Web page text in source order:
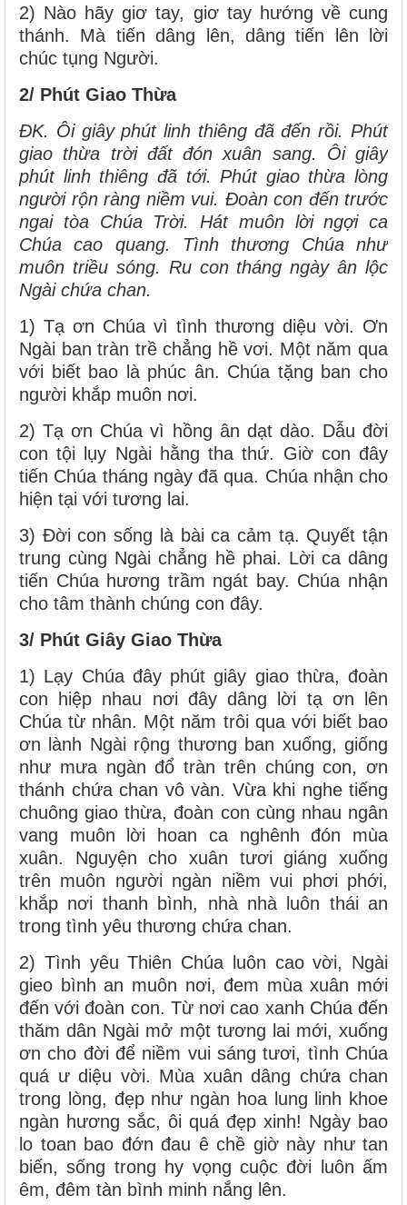
2) Nào hãy giơ tay, giơ tay hướng về cung
thánh. Mà tiến dâng lên, dâng tiến lên lời
chúc tụng Người.
2/ Phút Giao Thừa
ĐK. Ôi giây phút linh thiêng đã đến rồi. Phút
giao thừa trời đất đón xuân sang. Ôi giây
phút linh thiêng đã tới. Phút giao thừa lòng
người rộn ràng niềm vui. Đoàn con đến trước
ngai tòa Chúa Trời. Hát muôn lời ngợi ca
Chúa cao quang. Tình thương Chúa như
muôn triều sóng. Ru con tháng ngày ân lộc
Ngài chứa chan.
1) Tạ ơn Chúa vì tình thương diệu vời. Ơn
Ngài ban tràn trề chẳng hề vơi. Một năm qua
với biết bao là phúc ân. Chúa tặng ban cho
người khắp muôn nơi.
2) Tạ ơn Chúa vì hồng ân dạt dào. Dẫu đời
con tội lụy Ngài hằng tha thứ. Giờ con đây
tiến Chúa tháng ngày đã qua. Chúa nhận cho
hiện tại với tương lai.
3) Đời con sống là bài ca cảm tạ. Quyết tận
trung cùng Ngài chẳng hề phai. Lời ca dâng
tiến Chúa hương trầm ngát bay. Chúa nhận
cho tâm thành chúng con đây.
3/ Phút Giây Giao Thừa
1) Lạy Chúa đây phút giây giao thừa, đoàn
con hiệp nhau nơi đây dâng lời tạ ơn lên
Chúa từ nhân. Một năm trôi qua với biết bao
ơn lành Ngài rộng thương ban xuống, giống
như mưa ngàn đổ tràn trên chúng con, ơn
thánh chứa chan vô vàn. Vừa khi nghe tiếng
chuông giao thừa, đoàn con cùng nhau ngân
vang muôn lời hoan ca nghênh đón mùa
xuân. Nguyện cho xuân tươi giáng xuống
trên muôn người ngàn niềm vui phơi phới,
khắp nơi thanh bình, nhà nhà luôn thái an
trong tình yêu thương chứa chan.
2) Tình yêu Thiên Chúa luôn cao vời, Ngài
gieo bình an muôn nơi, đem mùa xuân mới
đến với đoàn con. Từ nơi cao xanh Chúa đến
thăm dân Ngài mở một tương lai mới, xuống
ơn cho đời để niềm vui sáng tươi, tình Chúa
quá ư diệu vời. Mùa xuân dâng chứa chan
trong lòng, đẹp như ngàn hoa lung linh khoe
ngàn hương sắc, ôi quá đẹp xinh! Ngày bao
lo toan bao đớn đau ê chề giờ này như tan
biến, sống trong hy vọng cuộc đời luôn ấm
êm, đêm tàn bình minh nắng lên.